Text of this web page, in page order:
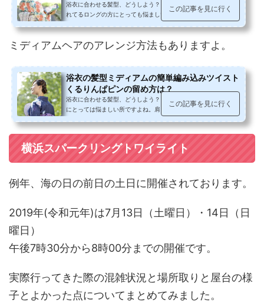
浴衣に合わせる髪型、どうしよう？と、アレンジしやすいといわ
れてるロングの方にとっても悩ましい所ですよね。おだんごやく
この記事を見に行く
ミディアムヘアのアレンジ方法もありますよ。
浴衣の髪型ミディアムの簡単編み込みツイスト
くるりんぱピンの留め方は？
浴衣に合わせる髪型、どうしよう？と、特にミディアムヘアの方
にとっては悩ましい所ですよね。肩に付かない位の長さの方から
この記事を見に行く
横浜スパークリングトワイライト
例年、海の日の前日の土日に開催されております。
2019年(令和元年)は7月13日（土曜日）・14日（日
曜日）
午後7時30分から8時00分までの開催です。
実際行ってきた際の混雑状況と場所取りと屋台の様
子とよかった点についてまとめてみました。